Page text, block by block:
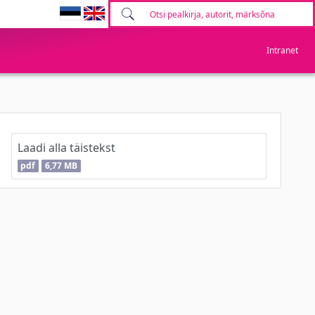
Intranet
Laadi alla täistekst
pdf 6,77 MB